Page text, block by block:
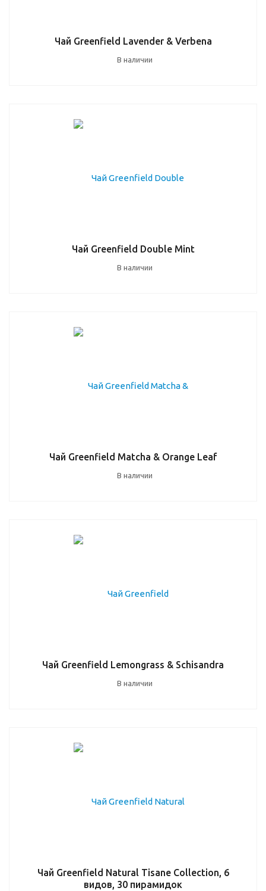
Чай Greenfield Lavender & Verbena
В наличии
Чай Greenfield Double Mint
В наличии
Чай Greenfield Matcha & Orange Leaf
В наличии
Чай Greenfield Lemongrass & Schisandra
В наличии
Чай Greenfield Natural Tisane Collection, 6
видов, 30 пирамидок